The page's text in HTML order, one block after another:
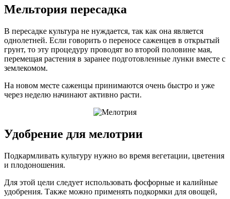
Мельтория пересадка
В пересадке культура не нуждается, так как она является
однолетней. Если говорить о переносе саженцев в открытый
грунт, то эту процедуру проводят во второй половине мая,
перемещая растения в заранее подготовленные лунки вместе с
землекомом.
На новом месте саженцы принимаются очень быстро и уже
через неделю начинают активно расти.
Удобрение для мелотрии
Подкармливать культуру нужно во время вегетации, цветения
и плодоношения.
Для этой цели следует использовать фосфорные и калийные
удобрения. Также можно применять подкормки для овощей,